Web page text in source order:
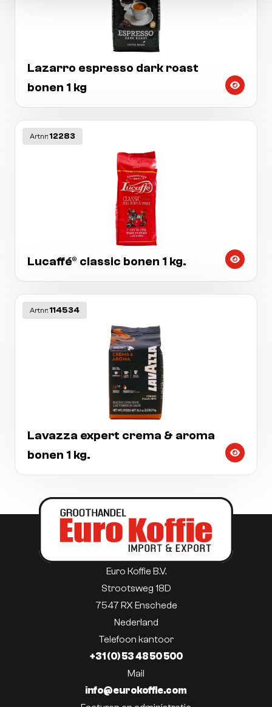
Lazarro espresso dark roast
bonen 1 kg
Artnr: 12283
Lucaffé® classic bonen 1 kg.
Artnr: 114534
Lavazza expert crema & aroma
bonen 1 kg.
Euro Koffie B.V.
Strootsweg 18D
7547 RX Enschede
Nederland
Telefoon kantoor
+31 (0) 53 48 50 500
Mail
info@eurokoffie.com